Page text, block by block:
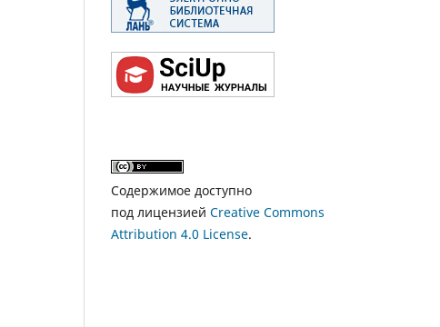
Содержимое доступно
под лицензией Creative Commons
Attribution 4.0 License.